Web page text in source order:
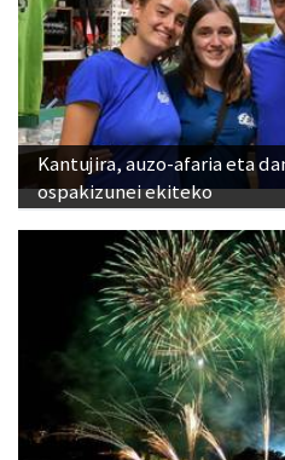
Kantujira, auzo-afaria eta
ospakizunei ekiteko